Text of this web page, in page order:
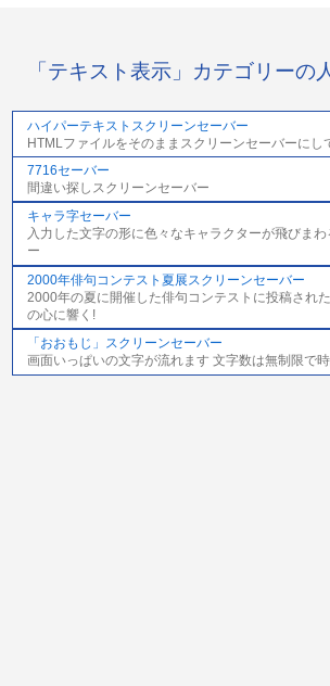
「テキスト表示」カテゴリーの
ハイパーテキストスクリーンセーバー
HTMLファイルをそのままスクリーンセーバーにし
7716セーバー
間違い探しスクリーンセーバー
キャラ字セーバー
入力した文字の形に色々なキャラクターが飛びま
ー
2000年俳句コンテスト夏展スクリーンセーバー
2000年の夏に開催した俳句コンテストに投稿され
の心に響く!
「おおもじ」スクリーンセーバー
画面いっぱいの文字が流れます 文字数は無制限で